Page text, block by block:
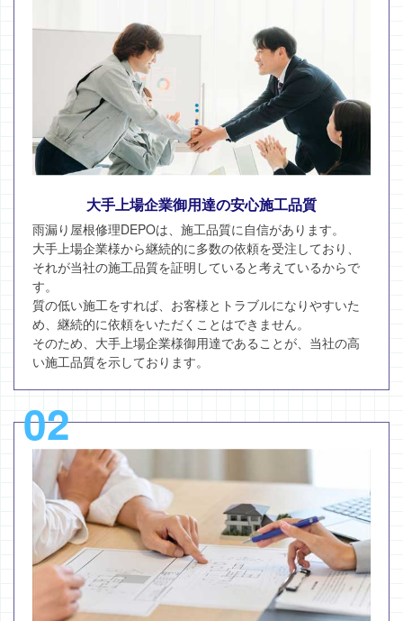
大手上場企業御用達の安心施工品質
雨漏り屋根修理DEPOは、施工品質に自信があります。
大手上場企業様から継続的に多数の依頼を受注しており、
それが当社の施工品質を証明していると考えているからで
す。
質の低い施工をすれば、お客様とトラブルになりやすいた
め、継続的に依頼をいただくことはできません。
そのため、大手上場企業様御用達であることが、当社の高
い施工品質を示しております。
02